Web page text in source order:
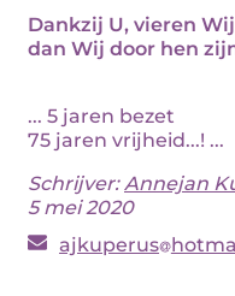
Dankzij U, vieren
dan Wij door hen
... 5 jaren bezet
75 jaren vrijheid...! ...
Schrijver:Annejan
5 mei 2020
ajkuperus